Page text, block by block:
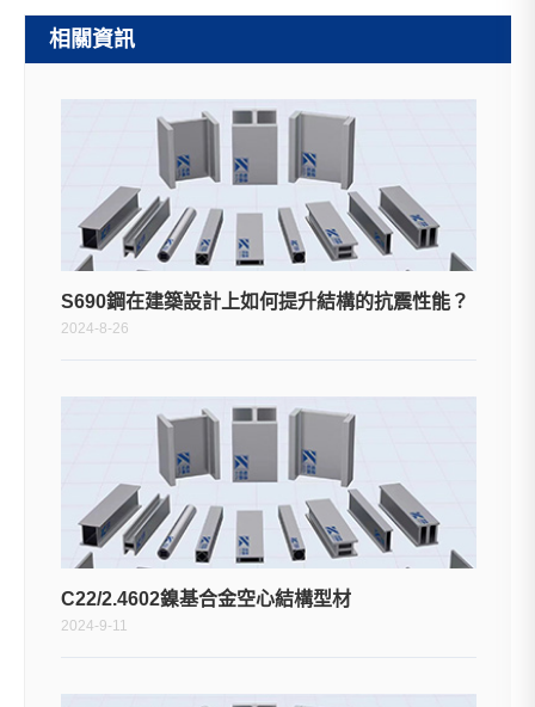
相關資訊
S690鋼在建築設計上如何提升結構的抗震性能？
2024-8-26
C22/2.4602鎳基合金空心結構型材
2024-9-11